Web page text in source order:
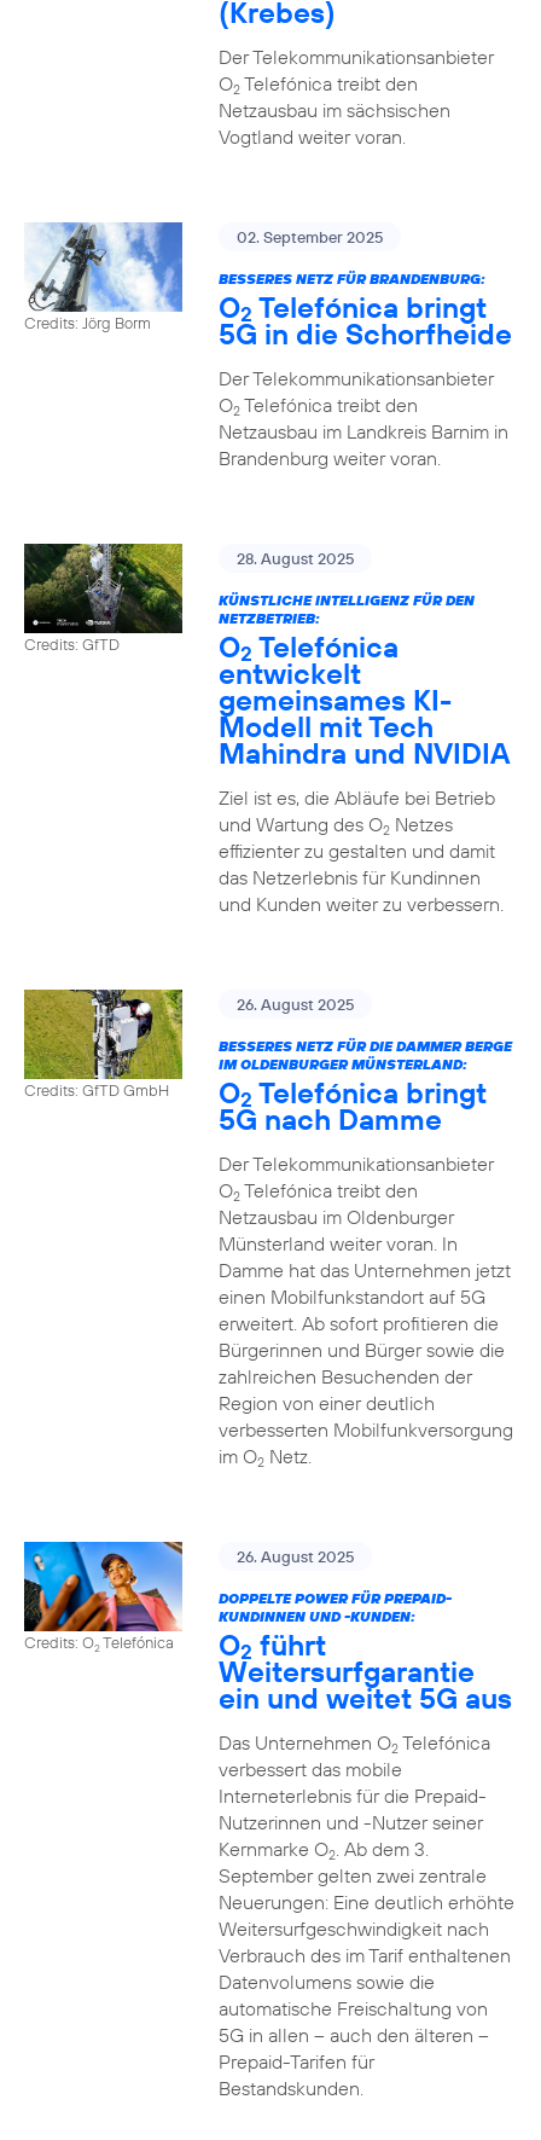
(Krebes)
Der Telekommunikationsanbieter
O2Telefónica treibt den
Netzausbau im sächsischen
Vogtland weiter voran.
Credits: Jörg Borm
02. September 2025
BESSERES NETZ FÜR BRANDENBURG:
O2 Telefónica bringt
5G in die Schorfheide
Der Telekommunikationsanbieter
O2Telefónica treibt den
Netzausbau im Landkreis Barnim in
Brandenburg weiter voran.
Credits: GfTD
28. August 2025
KÜNSTLICHE INTELLIGENZ FÜR DEN
NETZBETRIEB:
O2 Telefónica
entwickelt
gemeinsames KI-
Modell mit Tech
Mahindra und NVIDIA
Ziel ist es, die Abläufe bei Betrieb
und Wartung des O2Netzes
effizienter zu gestalten und damit
das Netzerlebnis für Kundinnen
und Kunden weiter zu verbessern.
Credits: GfTD GmbH
26. August 2025
BESSERES NETZ FÜR DIE DAMMER BERGE
IM OLDENBURGER MÜNSTERLAND:
O2 Telefónica bringt
5G nach Damme
Der Telekommunikationsanbieter
O2Telefónica treibt den
Netzausbau im Oldenburger
Münsterland weiter voran. In
Damme hat das Unternehmen jetzt
einen Mobilfunkstandort auf 5G
erweitert. Ab sofort profitieren die
Bürgerinnen und Bürger sowie die
zahlreichen Besuchenden der
Region von einer deutlich
verbesserten Mobilfunkversorgung
im O2Netz.
Credits: O2Telefónica
26. August 2025
DOPPELTE POWER FÜR PREPAID-
KUNDINNEN UND -KUNDEN:
O2 führt
Weitersurfgarantie
ein und weitet 5G aus
Das Unternehmen O2Telefónica
verbessert das mobile
Interneterlebnis für die Prepaid-
Nutzerinnen und -Nutzer seiner
Kernmarke O2. Ab dem 3.
September gelten zwei zentrale
Neuerungen: Eine deutlich erhöhte
Weitersurfgeschwindigkeit nach
Verbrauch des im Tarif enthaltenen
Datenvolumens sowie die
automatische Freischaltung von
5G in allen – auch den älteren –
Prepaid-Tarifen für
Bestandskunden.